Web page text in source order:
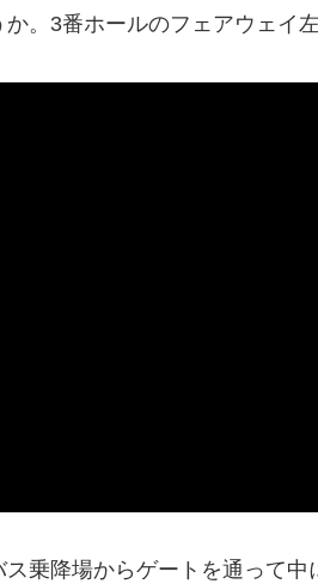
。3番ホールのフェアウェイ左
乗降場からゲートを通って中